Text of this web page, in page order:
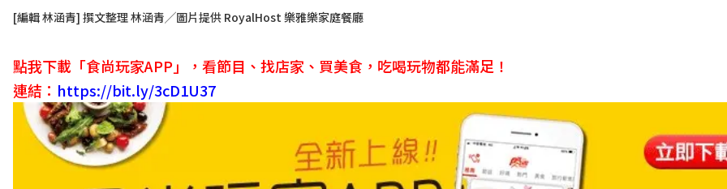
[編輯 林涵青] 撰文整理 林涵青╱圖片提供 RoyalHost 樂雅樂家庭餐廳
點我下載「食尚玩家APP」，看節目、找店家、買美食，吃喝玩物都能滿足！
連結： https://bit.ly/3cD1U37